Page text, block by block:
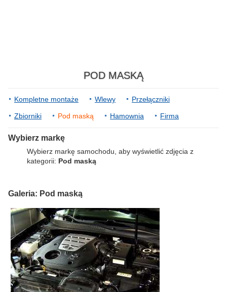
POD MASKĄ
Kompletne montaże Wlewy Przełączniki
Zbiorniki Pod maską Hamownia Firma
Wybierz markę
Wybierz markę samochodu, aby wyświetlić zdjęcia z
kategorii: Pod maską
Galeria: Pod maską